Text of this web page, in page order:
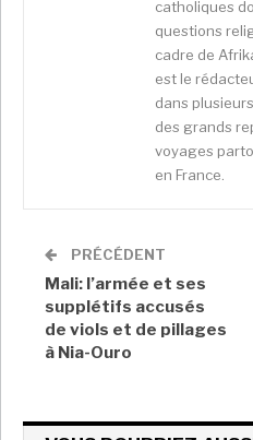
s’ajoute une demande
premières depuis la trêve
de Covid-19 qui a semblé
d’une inflation
marché mondial,
surtout une spéculation.
d’autosuffisance
pays comme le Togo où
dessous du taux de
successifs de politiques
blâmé ces dernières
Les dernières mesures de
suffisamment intégré les
globale, donnant la part
catholiques
questions
cadre de
est le
dans
des grands
voyages
en France.
PRÉCÉDENT
Mali: l’armée et ses
supplétifs accusés
de viols et de pillages
à Nia-Ouro